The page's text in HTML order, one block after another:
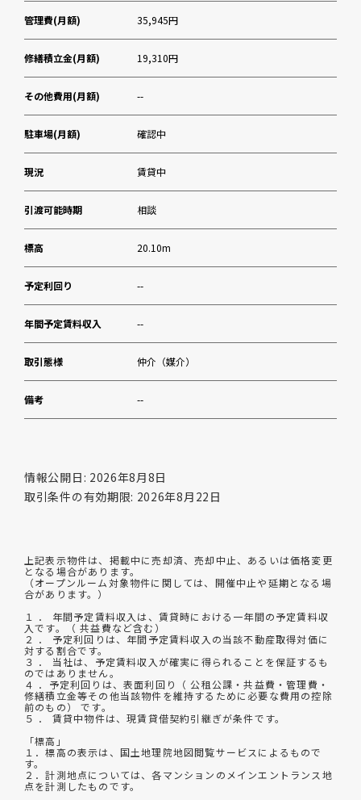
管理費(月額) 35,945円
修繕積立金(月額) 19,310円
その他費用(月額) --
駐車場(月額) 確認中
現況 賃貸中
引渡可能時期 相談
標高 20.10m
予定利回り --
年間予定賃料収入 --
取引態様 仲介（媒介）
備考 --
情報公開日: 2026年8月8日
取引条件の有効期限: 2026年8月22日
上記表示物件は、掲載中に売却済、売却中止、あるいは価格変更
となる場合があります。
（オープンルーム対象物件に関しては、開催中止や延期となる場
合があります。）
１ ． 年間予定賃料収入は、賃貸時における一年間の予定賃料収
入です。（ 共益費など含む）
２ ． 予定利回りは、年間予定賃料収入の当該不動産取得対価に
対する割合です。
３ ． 当社は、予定賃料収入が確実に得られることを保証するも
のではありません。
４ ．予定利回りは、表面利回り（ 公租公課・共益費・管理費・
修繕積立金等その他当該物件を維持するために必要な費用の控除
前のもの） です。
５ ． 賃貸中物件は、現賃貸借契約引継ぎが条件です。
「標高」
１．標高の表示は、国土地理院地図閲覧サービスによるもので
す。
２．計測地点については、各マンションのメインエントランス地
点を計測したものです。